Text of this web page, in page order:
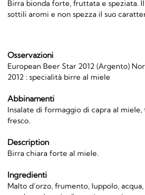
Birra bionda forte, fruttata e speziata.
sottili aromi e non spezza il suo
Osservazioni
European Beer Star 2012 (Argento)
2012 : specialità birre al miele
Abbinamenti
Insalate di formaggio di capra al
fresco.
Description
Birra chiara forte al miele.
Ingredienti
Malto d’orzo, frumento, luppolo,